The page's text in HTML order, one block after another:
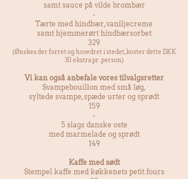
samt sauce på vilde brombær
-
Tærte med hindbær, vaniljecreme
samt hjemmerørt hindbærsorbet
329
(Ønskes der forret og hovedret i stedet, koster dette DKK
30 ekstra pr. person)
Vi kan også anbefale vores tilvalgsretter
Svampebouillon med små løg,
syltede svampe,spæde urter og sprødt
159
-
5 slags danske oste
med marmelade og sprødt
149
Kaffe med sødt
Stempel kaffe med køkkenets petit fours